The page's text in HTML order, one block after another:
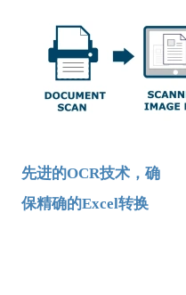
先进的OCR技术，确
保精确的Excel转换